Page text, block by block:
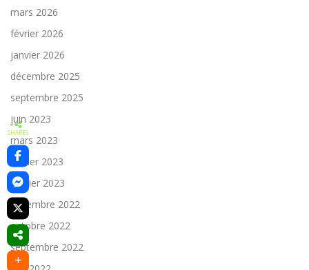
mars 2026
février 2026
janvier 2026
décembre 2025
septembre 2025
juin 2023
mars 2023
février 2023
janvier 2023
décembre 2022
octobre 2022
septembre 2022
SHARES